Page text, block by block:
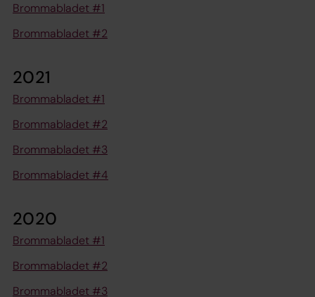
Brommabladet #1
Brommabladet #2
2021
Brommabladet #1
Brommabladet #2
Brommabladet #3
Brommabladet #4
2020
Brommabladet #1
Brommabladet #2
Brommabladet #3